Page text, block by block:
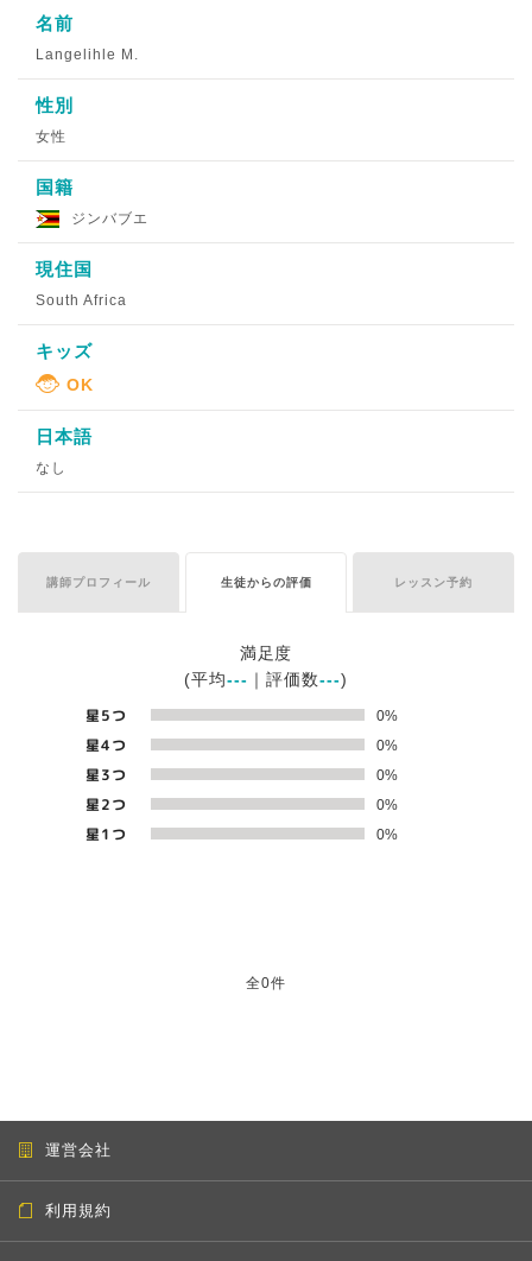
名前
Langelihle M.
性別
女性
国籍
ジンバブエ
現住国
South Africa
キッズ
日本語
なし
講師プロフィール 生徒からの評価 レッスン予約
満足度
(平均--- ｜評価数---)
星5つ 0%
星4つ 0%
星3つ 0%
星2つ 0%
星1つ 0%
全0件
運営会社
利用規約